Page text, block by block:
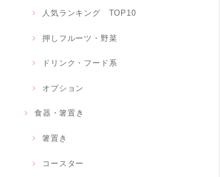
人気ランキング TOP10
押しフルーツ・野菜
ドリンク・フード系
オプション
食器・箸置き
箸置き
コースター